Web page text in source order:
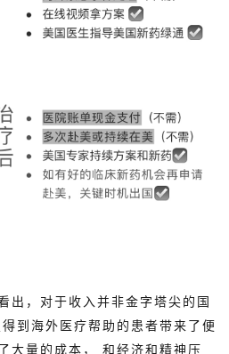
出，对于收入并非金字塔尖的国
到海外医疗帮助的患者带来了便
大量的成本， 和经济和精神压